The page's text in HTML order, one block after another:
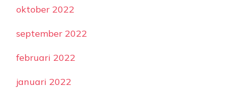
oktober 2022
september 2022
februari 2022
januari 2022